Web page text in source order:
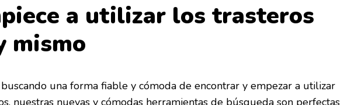
a utilizar los trasteros
mismo
una forma fiable y cómoda de encontrar y empezar a utilizar
nuestras nuevas y cómodas herramientas de búsqueda son perfectas